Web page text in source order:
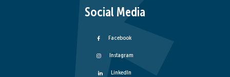
Social Media
Facebook
Instagram
LinkedIn